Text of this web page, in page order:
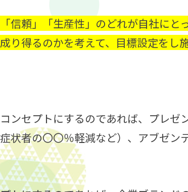
「信頼」「生産性」のどれが自社に
り得るのかを考えて、目標設定をし
ンセプトにするのであれば、プレ
状者の〇〇％軽減など）、アブゼ